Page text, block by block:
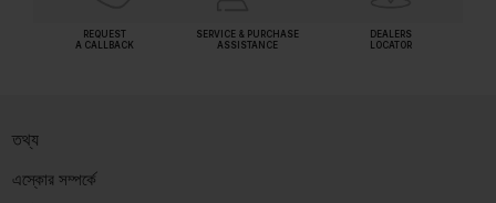
REQUEST
A CALLBACK
SERVICE & PURCHASE
ASSISTANCE
DEALERS
LOCATOR
তথ্য
এস্কোর সম্পর্কে